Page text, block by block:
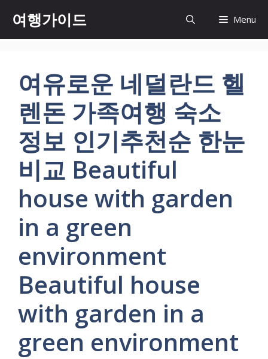
츠
여행가이드 Menu
여유로운 네덜란드 헬
렌돈 가족여행 숙소
정보 인기추천순 한눈
비교 Beautiful
house with garden
in a green
environment
Beautiful house
with garden in a
green environment